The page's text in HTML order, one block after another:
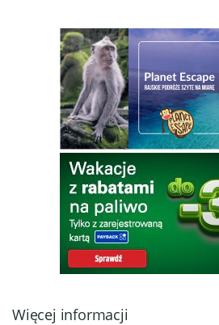
Więcej informacji